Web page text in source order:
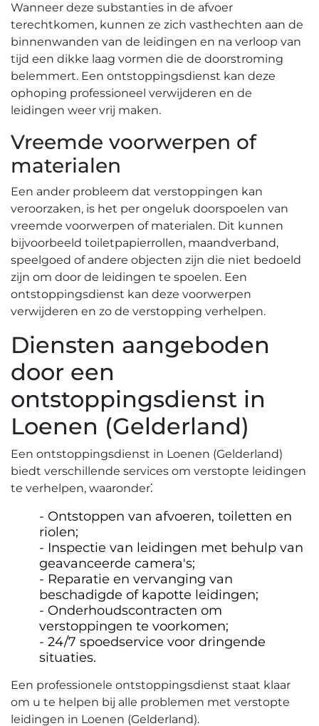
Wanneer deze substanties in de afvoer
terechtkomen‚ kunnen ze zich vasthechten aan de
binnenwanden van de leidingen en na verloop van
tijd een dikke laag vormen die de doorstroming
belemmert. Een ontstoppingsdienst kan deze
ophoping professioneel verwijderen en de
leidingen weer vrij maken.
Vreemde voorwerpen of
materialen
Een ander probleem dat verstoppingen kan
veroorzaken‚ is het per ongeluk doorspoelen van
vreemde voorwerpen of materialen.​ Dit kunnen
bijvoorbeeld toiletpapierrollen‚ maandverband‚
speelgoed of andere objecten zijn die niet bedoeld
zijn om door de leidingen te spoelen.​ Een
ontstoppingsdienst kan deze voorwerpen
verwijderen en zo de verstopping verhelpen.​
Diensten aangeboden
door een
ontstoppingsdienst in
Loenen (Gelderland)
Een ontstoppingsdienst in Loenen (Gelderland)
biedt verschillende services om verstopte leidingen
te verhelpen‚ waaronder⁚
Ontstoppen van afvoeren‚ toiletten en
riolen;
Inspectie van leidingen met behulp van
geavanceerde camera's;
Reparatie en vervanging van
beschadigde of kapotte leidingen;
Onderhoudscontracten om
verstoppingen te voorkomen;
24/7 spoedservice voor dringende
situaties.​
Een professionele ontstoppingsdienst staat klaar
om u te helpen bij alle problemen met verstopte
leidingen in Loenen (Gelderland).​